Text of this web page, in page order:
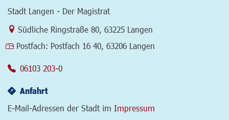
Stadt Langen - Der Magistrat
Link zur Google-Maps Navigation
Südliche Ringstraße 80 63225 Langen
Postfach: Postfach 16 40, 63206 Langen
06103 203-0
Anfahrt
E-Mail-Adressen der Stadt im Impressum